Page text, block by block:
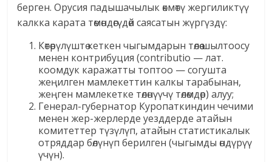
берген. Орусия падышачылык өкмөтү жергиликтүү
калкка карата төмөндөгүдөй саясатын жүргүздү:
Көтөрүлүштө кеткен чыгымдарын төлөө шылтоосу
менен контрибуция (contributio — лат.
коомдук каражатты топтоо — согушта
жеңилген мамлекеттин калкы тарабынан,
жеңген мамлекетке төлөнүүчү төлөмдөр) алуу;
Генерал-губернатор Куропаткиндин чечими
менен жер-жерлерде уезддерде атайын
комитеттер түзүлүп, атайын статистикалык
отряддар бөлүнүп берилген (чыгымды өндүрүү
үчүн).